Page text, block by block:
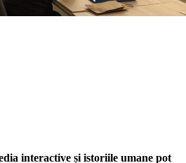
interactive și istoriile umane pot